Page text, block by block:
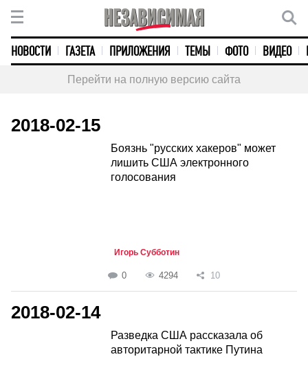
НОВОСТИ ГАЗЕТА ПРИЛОЖЕНИЯ ТЕМЫ ФОТО ВИДЕО
Перейти на полную версию сайта
2018-02-15
Боязнь "русских хакеров" может
лишить США электронного
голосования
Игорь Субботин
0 4294 10
2018-02-14
Разведка США рассказала об
авторитарной тактике Путина